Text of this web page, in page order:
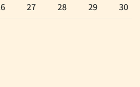
27 28 29
30